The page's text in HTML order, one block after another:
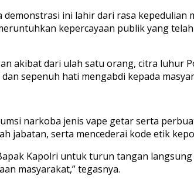
ini lahir dari rasa
kepercayaan publik yang
akibat dari ulah satu orang, citra luhur
sepenuh hati mengabdi kepada
narkoba jenis vape getar serta
jabatan, serta mencederai kode etik
Kapolri untuk turun tangan
masyarakat,” tegasnya.